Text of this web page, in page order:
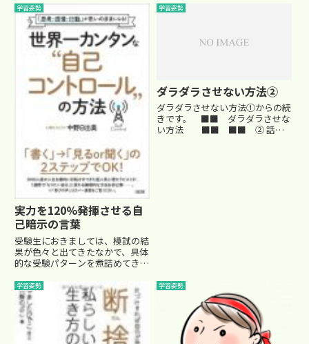
学習姿勢
実力を120%発揮させる自
己暗示の言葉
受験生におきましては、模試の結
果が色々と出てきたなかで、具体
的な受験パターンを煮詰めてきて
しても模試の結果には一喜一憂し
がちになりますが、飽くまでも
「模試」の結果ですから、大人は
冷静にお子さんの得意分野や弱点
を...
学習姿勢
ダラダラさせない方法②
ダラダラさせない方法①からの続
きです。 ■■ ダラダラさせな
い方法 ■■ ■■ ② 話を
学習姿勢 学習姿勢